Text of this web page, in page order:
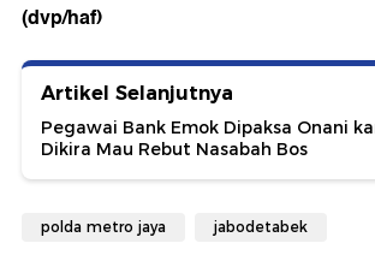
(dvp/haf)
Artikel Selanjutnya
Pegawai Bank Emok Dipaksa Onani
Dikira Mau Rebut Nasabah Bos
polda metro jaya jabodetabek